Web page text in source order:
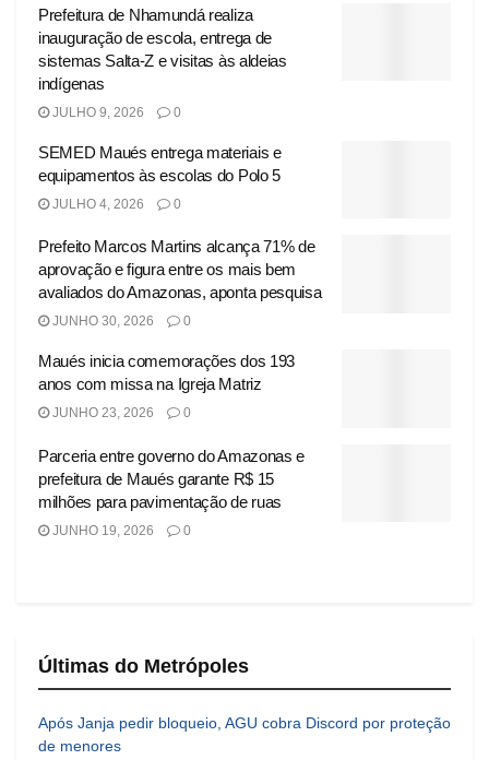
Prefeitura de Nhamundá realiza
inauguração de escola, entrega de
sistemas Salta-Z e visitas às aldeias
indígenas
JULHO 9, 2026 0
SEMED Maués entrega materiais e
equipamentos às escolas do Polo 5
JULHO 4, 2026 0
Prefeito Marcos Martins alcança 71% de
aprovação e figura entre os mais bem
avaliados do Amazonas, aponta pesquisa
JUNHO 30, 2026 0
Maués inicia comemorações dos 193
anos com missa na Igreja Matriz
JUNHO 23, 2026 0
Parceria entre governo do Amazonas e
prefeitura de Maués garante R$ 15
milhões para pavimentação de ruas
JUNHO 19, 2026 0
Últimas do Metrópoles
Após Janja pedir bloqueio, AGU cobra Discord por proteção
de menores